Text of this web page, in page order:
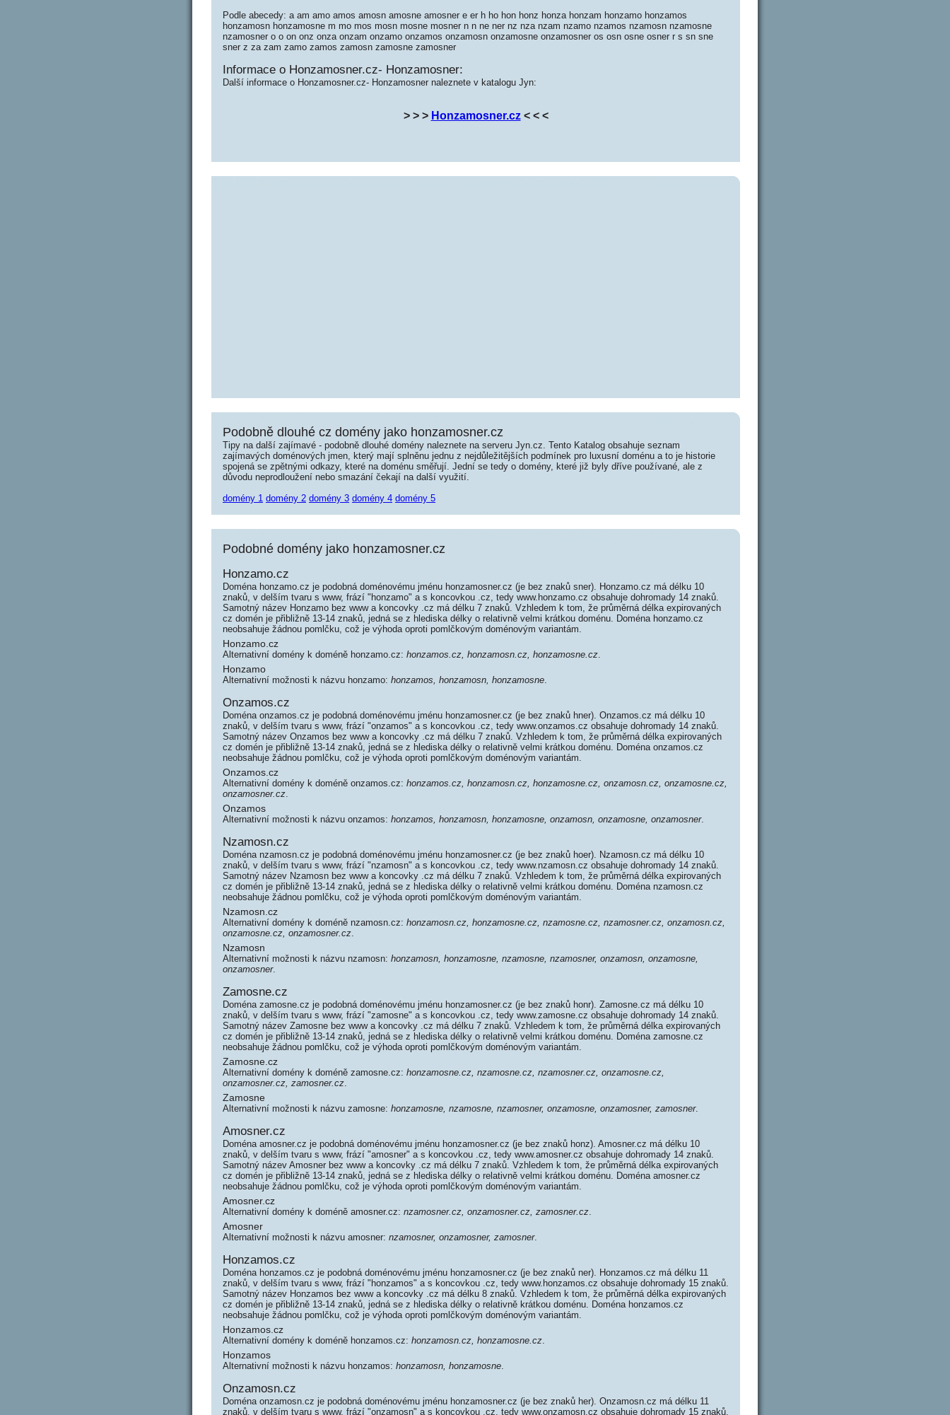
Podle abecedy: a am amo amos amosn amosne amosner e er h ho hon honz honza honzam honzamo honzamos
honzamosn honzamosne m mo mos mosn mosne mosner n n ne ner nz nza nzam nzamo nzamos nzamosn nzamosne
nzamosner o o on onz onza onzam onzamo onzamos onzamosn onzamosne onzamosner os osn osne osner r s sn sne
sner z za zam zamo zamos zamosn zamosne zamosner
Informace o Honzamosner.cz- Honzamosner:
Další informace o Honzamosner.cz- Honzamosner naleznete v katalogu Jyn:
> > > Honzamosner.cz< < <
Podobně dlouhé cz domény jako honzamosner.cz
Tipy na další zajímavé - podobně dlouhé domény naleznete na serveru Jyn.cz. Tento Katalog obsahuje seznam
zajímavých doménových jmen, který mají splněnu jednu z nejdůležitějších podmínek pro luxusní doménu a to je historie
spojená se zpětnými odkazy, které na doménu směřují. Jední se tedy o domény, které již byly dříve používané, ale z
důvodu neprodloužení nebo smazání čekají na další využití.
domény 1 domény 2 domény 3 domény 4 domény 5
Podobné domény jako honzamosner.cz
Honzamo.cz
Doména honzamo.cz je podobná doménovému jménu honzamosner.cz (je bez znaků sner). Honzamo.cz má délku 10
znaků, v delším tvaru s www, frází "honzamo" a s koncovkou .cz, tedy www.honzamo.cz obsahuje dohromady 14 znaků.
Samotný název Honzamo bez www a koncovky .cz má délku 7 znaků. Vzhledem k tom, že průměrná délka expirovaných
cz domén je přibližně 13-14 znaků, jedná se z hlediska délky o relativně velmi krátkou doménu. Doména honzamo.cz
neobsahuje žádnou pomlčku, což je výhoda oproti pomlčkovým doménovým variantám.
Honzamo.cz
Alternativní domény k doméně honzamo.cz: honzamos.cz, honzamosn.cz, honzamosne.cz.
Honzamo
Alternativní možnosti k názvu honzamo: honzamos, honzamosn, honzamosne.
Onzamos.cz
Doména onzamos.cz je podobná doménovému jménu honzamosner.cz (je bez znaků hner). Onzamos.cz má délku 10
znaků, v delším tvaru s www, frází "onzamos" a s koncovkou .cz, tedy www.onzamos.cz obsahuje dohromady 14 znaků.
Samotný název Onzamos bez www a koncovky .cz má délku 7 znaků. Vzhledem k tom, že průměrná délka expirovaných
cz domén je přibližně 13-14 znaků, jedná se z hlediska délky o relativně velmi krátkou doménu. Doména onzamos.cz
neobsahuje žádnou pomlčku, což je výhoda oproti pomlčkovým doménovým variantám.
Onzamos.cz
Alternativní domény k doméně onzamos.cz: honzamos.cz, honzamosn.cz, honzamosne.cz, onzamosn.cz, onzamosne.cz,
onzamosner.cz.
Onzamos
Alternativní možnosti k názvu onzamos: honzamos, honzamosn, honzamosne, onzamosn, onzamosne, onzamosner.
Nzamosn.cz
Doména nzamosn.cz je podobná doménovému jménu honzamosner.cz (je bez znaků hoer). Nzamosn.cz má délku 10
znaků, v delším tvaru s www, frází "nzamosn" a s koncovkou .cz, tedy www.nzamosn.cz obsahuje dohromady 14 znaků.
Samotný název Nzamosn bez www a koncovky .cz má délku 7 znaků. Vzhledem k tom, že průměrná délka expirovaných
cz domén je přibližně 13-14 znaků, jedná se z hlediska délky o relativně velmi krátkou doménu. Doména nzamosn.cz
neobsahuje žádnou pomlčku, což je výhoda oproti pomlčkovým doménovým variantám.
Nzamosn.cz
Alternativní domény k doméně nzamosn.cz: honzamosn.cz, honzamosne.cz, nzamosne.cz, nzamosner.cz, onzamosn.cz,
onzamosne.cz, onzamosner.cz.
Nzamosn
Alternativní možnosti k názvu nzamosn: honzamosn, honzamosne, nzamosne, nzamosner, onzamosn, onzamosne,
onzamosner.
Zamosne.cz
Doména zamosne.cz je podobná doménovému jménu honzamosner.cz (je bez znaků honr). Zamosne.cz má délku 10
znaků, v delším tvaru s www, frází "zamosne" a s koncovkou .cz, tedy www.zamosne.cz obsahuje dohromady 14 znaků.
Samotný název Zamosne bez www a koncovky .cz má délku 7 znaků. Vzhledem k tom, že průměrná délka expirovaných
cz domén je přibližně 13-14 znaků, jedná se z hlediska délky o relativně velmi krátkou doménu. Doména zamosne.cz
neobsahuje žádnou pomlčku, což je výhoda oproti pomlčkovým doménovým variantám.
Zamosne.cz
Alternativní domény k doméně zamosne.cz: honzamosne.cz, nzamosne.cz, nzamosner.cz, onzamosne.cz,
onzamosner.cz, zamosner.cz.
Zamosne
Alternativní možnosti k názvu zamosne: honzamosne, nzamosne, nzamosner, onzamosne, onzamosner, zamosner.
Amosner.cz
Doména amosner.cz je podobná doménovému jménu honzamosner.cz (je bez znaků honz). Amosner.cz má délku 10
znaků, v delším tvaru s www, frází "amosner" a s koncovkou .cz, tedy www.amosner.cz obsahuje dohromady 14 znaků.
Samotný název Amosner bez www a koncovky .cz má délku 7 znaků. Vzhledem k tom, že průměrná délka expirovaných
cz domén je přibližně 13-14 znaků, jedná se z hlediska délky o relativně velmi krátkou doménu. Doména amosner.cz
neobsahuje žádnou pomlčku, což je výhoda oproti pomlčkovým doménovým variantám.
Amosner.cz
Alternativní domény k doméně amosner.cz: nzamosner.cz, onzamosner.cz, zamosner.cz.
Amosner
Alternativní možnosti k názvu amosner: nzamosner, onzamosner, zamosner.
Honzamos.cz
Doména honzamos.cz je podobná doménovému jménu honzamosner.cz (je bez znaků ner). Honzamos.cz má délku 11
znaků, v delším tvaru s www, frází "honzamos" a s koncovkou .cz, tedy www.honzamos.cz obsahuje dohromady 15 znaků.
Samotný název Honzamos bez www a koncovky .cz má délku 8 znaků. Vzhledem k tom, že průměrná délka expirovaných
cz domén je přibližně 13-14 znaků, jedná se z hlediska délky o relativně krátkou doménu. Doména honzamos.cz
neobsahuje žádnou pomlčku, což je výhoda oproti pomlčkovým doménovým variantám.
Honzamos.cz
Alternativní domény k doméně honzamos.cz: honzamosn.cz, honzamosne.cz.
Honzamos
Alternativní možnosti k názvu honzamos: honzamosn, honzamosne.
Onzamosn.cz
Doména onzamosn.cz je podobná doménovému jménu honzamosner.cz (je bez znaků her). Onzamosn.cz má délku 11
znaků, v delším tvaru s www, frází "onzamosn" a s koncovkou .cz, tedy www.onzamosn.cz obsahuje dohromady 15 znaků.